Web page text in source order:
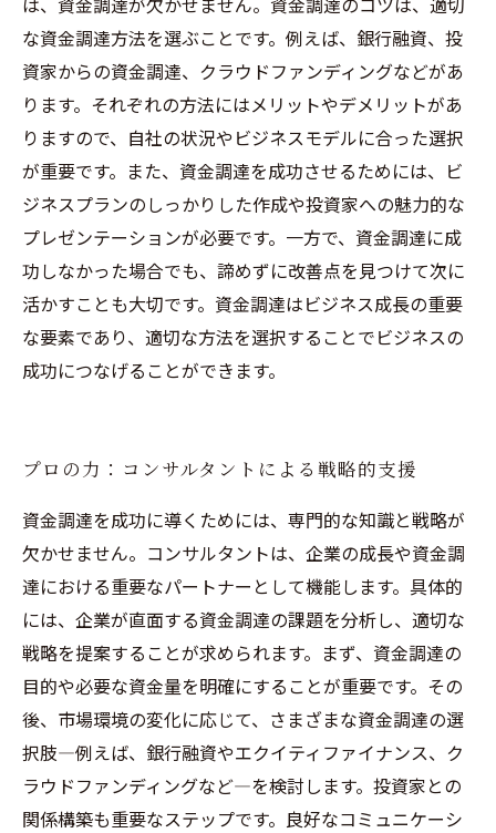
な資金調達方法を選ぶことです。例えば、銀行融資、投
資家からの資金調達、クラウドファンディングなどがあ
ります。それぞれの方法にはメリットやデメリットがあ
りますので、自社の状況やビジネスモデルに合った選択
が重要です。また、資金調達を成功させるためには、ビ
ジネスプランのしっかりした作成や投資家への魅力的な
プレゼンテーションが必要です。一方で、資金調達に成
功しなかった場合でも、諦めずに改善点を見つけて次に
活かすことも大切です。資金調達はビジネス成長の重要
な要素であり、適切な方法を選択することでビジネスの
成功につなげることができます。
プロの力：コンサルタントによる戦略的支援
資金調達を成功に導くためには、専門的な知識と戦略が
欠かせません。コンサルタントは、企業の成長や資金調
達における重要なパートナーとして機能します。具体的
には、企業が直面する資金調達の課題を分析し、適切な
戦略を提案することが求められます。まず、資金調達の
目的や必要な資金量を明確にすることが重要です。その
後、市場環境の変化に応じて、さまざまな資金調達の選
択肢—例えば、銀行融資やエクイティファイナンス、ク
ラウドファンディングなど—を検討します。投資家との
関係構築も重要なステップです。良好なコミュニケーシ